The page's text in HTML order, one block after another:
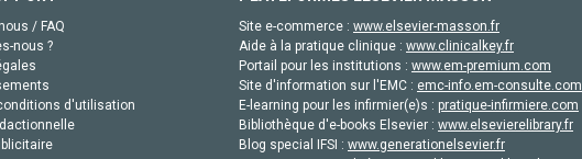
/ FAQ
nous ?
d'utilisation
Site e-commerce : www.elsevier-masson.fr
Aide à la pratique clinique : www.clinicalkey.fr
Portail pour les institutions : www.em-premium.com
Site d'information sur l'EMC : emc-info.em-consulte.com
E-learning pour les infirmier(e)s : pratique-infirmiere.com
Bibliothèque d'e-books Elsevier : www.elsevierelibrary.fr
Blog special IFSI : www.generationelsevier.fr